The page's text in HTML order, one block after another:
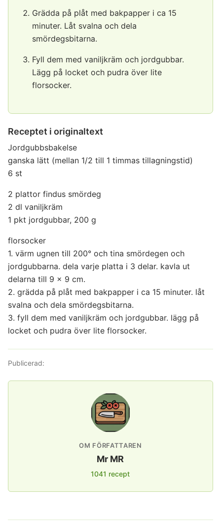
Grädda på plåt med bakpapper i ca 15
minuter. Låt svalna och dela
smördegsbitarna.
Fyll dem med vaniljkräm och jordgubbar.
Lägg på locket och pudra över lite
florsocker.
Receptet i originaltext
Jordgubbsbakelse
ganska lätt (mellan 1/2 till 1 timmas tillagningstid)
6 st
2 plattor findus smördeg
2 dl vaniljkräm
1 pkt jordgubbar, 200 g
florsocker
1. värm ugnen till 200° och tina smördegen och
jordgubbarna. dela varje platta i 3 delar. kavla ut
delarna till 9 x 9 cm.
2. grädda på plåt med bakpapper i ca 15 minuter. låt
svalna och dela smördegsbitarna.
3. fyll dem med vaniljkräm och jordgubbar. lägg på
locket och pudra över lite florsocker.
Publicerad:
OM FÖRFATTAREN
Mr MR
1041 recept